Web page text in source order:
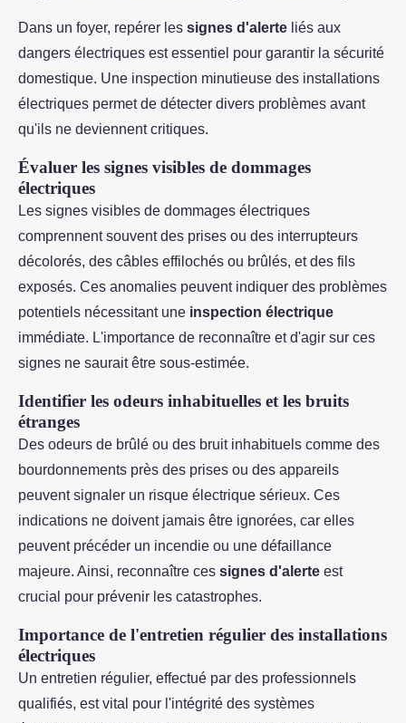
Dans un foyer, repérer les signes d'alerte liés aux
dangers électriques est essentiel pour garantir la sécurité
domestique. Une inspection minutieuse des installations
électriques permet de détecter divers problèmes avant
qu'ils ne deviennent critiques.
Évaluer les signes visibles de dommages
électriques
Les signes visibles de dommages électriques
comprennent souvent des prises ou des interrupteurs
décolorés, des câbles effilochés ou brûlés, et des fils
exposés. Ces anomalies peuvent indiquer des problèmes
potentiels nécessitant une inspection électrique
immédiate. L'importance de reconnaître et d'agir sur ces
signes ne saurait être sous-estimée.
Identifier les odeurs inhabituelles et les bruits
étranges
Des odeurs de brûlé ou des bruit inhabituels comme des
bourdonnements près des prises ou des appareils
peuvent signaler un risque électrique sérieux. Ces
indications ne doivent jamais être ignorées, car elles
peuvent précéder un incendie ou une défaillance
majeure. Ainsi, reconnaître ces signes d'alerte est
crucial pour prévenir les catastrophes.
Importance de l'entretien régulier des installations
électriques
Un entretien régulier, effectué par des professionnels
qualifiés, est vital pour l'intégrité des systèmes